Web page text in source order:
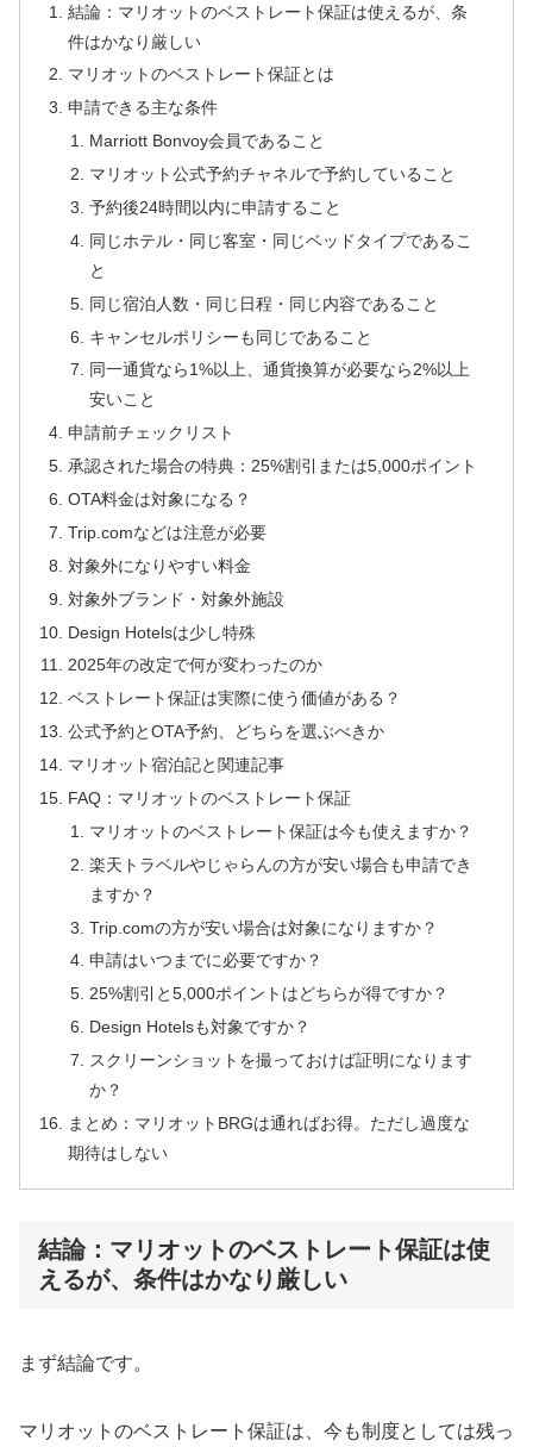
結論：マリオットのベストレート保証は使えるが、条
件はかなり厳しい
マリオットのベストレート保証とは
申請できる主な条件
Marriott Bonvoy会員であること
マリオット公式予約チャネルで予約していること
予約後24時間以内に申請すること
同じホテル・同じ客室・同じベッドタイプであるこ
と
同じ宿泊人数・同じ日程・同じ内容であること
キャンセルポリシーも同じであること
同一通貨なら1%以上、通貨換算が必要なら2%以上
安いこと
申請前チェックリスト
承認された場合の特典：25%割引または5,000ポイント
OTA料金は対象になる？
Trip.comなどは注意が必要
対象外になりやすい料金
対象外ブランド・対象外施設
Design Hotelsは少し特殊
2025年の改定で何が変わったのか
ベストレート保証は実際に使う価値がある？
公式予約とOTA予約、どちらを選ぶべきか
マリオット宿泊記と関連記事
FAQ：マリオットのベストレート保証
マリオットのベストレート保証は今も使えますか？
楽天トラベルやじゃらんの方が安い場合も申請でき
ますか？
Trip.comの方が安い場合は対象になりますか？
申請はいつまでに必要ですか？
25%割引と5,000ポイントはどちらが得ですか？
Design Hotelsも対象ですか？
スクリーンショットを撮っておけば証明になります
か？
まとめ：マリオットBRGは通ればお得。ただし過度な
期待はしない
結論：マリオットのベストレート保証は使
えるが、条件はかなり厳しい
まず結論です。
マリオットのベストレート保証は、今も制度としては残っ